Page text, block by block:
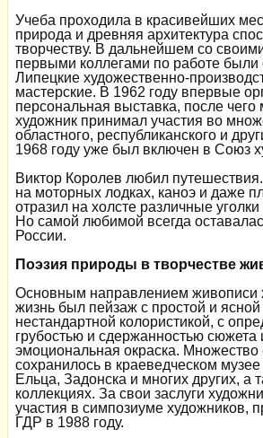
Учеба проходила в красивейших
природа и древняя архитектура
творчеству. В дальнейшем со
первыми коллегами по работе были
Липецкие художественно-
мастерские. В 1962 году впервые
персональная выставка, после чего
художник принимал участия во
областного, республиканского и
1968 году уже был включен в Союз
Виктор Королев любил
на моторных лодках, каноэ и даже
отразил на холсте различные
Но самой любимой всегда
России.
Поэзия природы в творчестве
Основным направлением живописи
жизнь был пейзаж с простой и
нестандартной колористикой, с
грубостью и сдержанностью
эмоциональная окраска. Множество
сохранилось в краеведческом
Ельца, Задонска и многих других, а
коллекциях. За свои заслуги
участия в симпозиуме художников,
ГДР в 1988 году.